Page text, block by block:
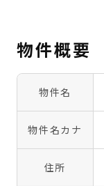
物件概要
物件名
物件名カナ
住所